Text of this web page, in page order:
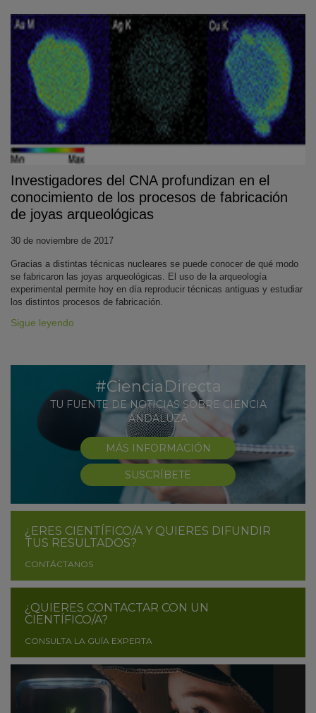
Investigadores del CNA profundizan en el
conocimiento de los procesos de fabricación
de joyas arqueológicas
30 de noviembre de 2017
Gracias a distintas técnicas nucleares se puede conocer de qué modo
se fabricaron las joyas arqueológicas. El uso de la arqueología
experimental permite hoy en día reproducir técnicas antiguas y estudiar
los distintos procesos de fabricación.
Sigue leyendo
#CienciaDirecta
TU FUENTE DE NOTICIAS SOBRE CIENCIA
ANDALUZA
MÁS INFORMACIÓN
SUSCRÍBETE
¿ERES CIENTÍFICO/A Y QUIERES DIFUNDIR
TUS RESULTADOS?
CONTÁCTANOS
¿QUIERES CONTACTAR CON UN
CIENTÍFICO/A?
CONSULTA LA GUÍA EXPERTA